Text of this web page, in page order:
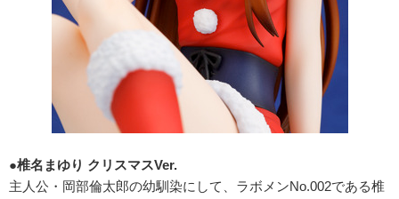
●椎名まゆり クリスマスVer.
主人公・岡部倫太郎の幼馴染にして、ラボメンNo.002である椎